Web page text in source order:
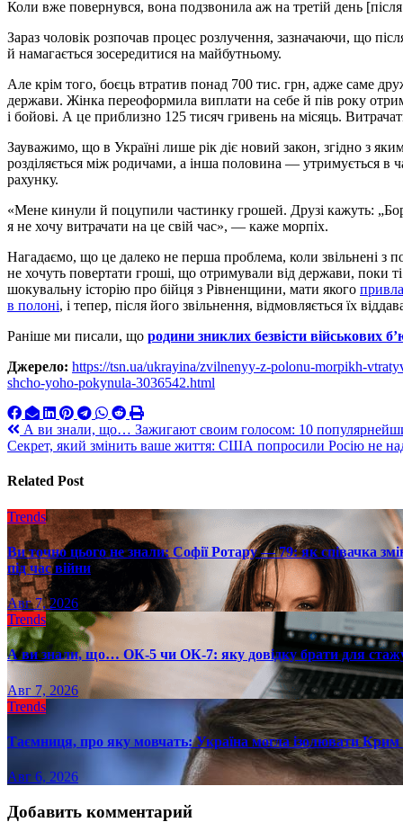
Коли вже повернувся, вона подзвонила аж на третій день
Зараз чоловік розпочав процес розлучення, зазначаючи, що
й намагається зосередитися на майбутньому.
Але крім того, боєць втратив понад 700 тис. грн, адже саме
держави. Жінка переоформила виплати на себе й пів року
і бойові. А це приблизно 125 тисяч гривень на місяць.
Зауважимо, що в Україні лише рік діє новий закон, згідно з
розділяється між родичами, а інша половина — утримується в
рахунку.
«Мене кинули й поцупили частинку грошей. Друзі кажуть:
я не хочу витрачати на це свій час», — каже морпіх.
Нагадаємо, що це далеко не перша проблема, коли звільнені з
не хочуть повертати гроші, що отримували від держави, поки
шокувальну історію про бійця з Рівненщини, мати якого
в полоні, і тепер, після його звільнення, відмовляється їх
Раніше ми писали, що родини зниклих безвісти військових
Джерело: https://tsn.ua/ukrayina/zvilnenyy-z-polonu-morpikh-
shcho-yoho-pokynula-3036542.html
Навигация
по
записям
А ви знали, що… Зажигают своим голосом: 10
Секрет, який змінить ваше життя: США попросили Росію не
Related Post
Trends
Ви точно цього не знали: Софії Ротару — 79: як співачка
під час війни
Авг 7, 2026
Trends
А ви знали, що… ОК-5 чи ОК-7: яку довідку брати для
Авг 7, 2026
Trends
Таємниця, про яку мовчать: Україна могла ізолювати
Авг 6, 2026
Добавить комментарий